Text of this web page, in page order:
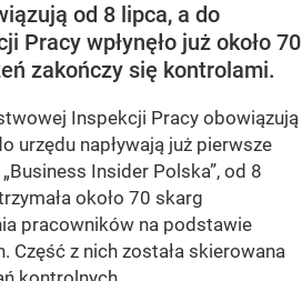
od 8 lipca, a do
Pracy wpłynęło już około 70
zakończy się kontrolami.
Inspekcji Pracy obowiązują
urzędu napływają już pierwsze
Insider Polska”, od 8
około 70 skarg
pracowników na podstawie
Część z nich została skierowana